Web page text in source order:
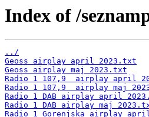
Index of /
../
Geoss airplay april 2023.txt
Geoss airplay maj 2023.txt
Radio 1 107,9  airplay april
Radio 1 107,9  airplay maj
Radio 1 DAB airplay april
Radio 1 DAB airplay maj
Radio 1 Gorenjska airplay